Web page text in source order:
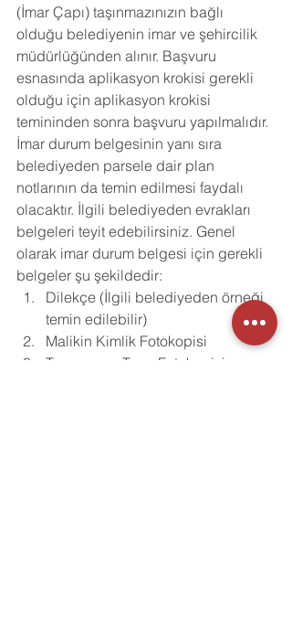
(İmar Çapı) taşınmazınızın bağlı
olduğu belediyenin imar ve şehircilik
müdürlüğünden alınır. Başvuru
esnasında aplikasyon krokisi gerekli
olduğu için aplikasyon krokisi
temininden sonra başvuru yapılmalıdır.
İmar durum belgesinin yanı sıra
belediyeden parsele dair plan
notlarının da temin edilmesi faydalı
olacaktır. İlgili belediyeden evrakları
belgeleri teyit edebilirsiniz. Genel
olarak imar durum belgesi için gerekli
belgeler şu şekildedir:
Dilekçe (İlgili belediyeden örneği
temin edilebilir)
Malikin Kimlik Fotokopisi
Taşınmazın Tapu Fotokopisi